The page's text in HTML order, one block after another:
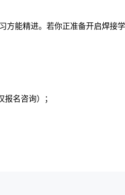
方能精进。若你正准备开启焊接
名咨询）；